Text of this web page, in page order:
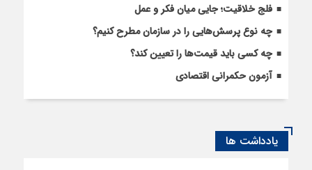
فلج خلاقیت؛ جایی میان فکر و عمل
چه نوع پرسش‌هایی را در سازمان مطرح کنیم؟
چه کسی باید قیمت‌ها را تعیین کند؟
آزمون حکمرانی اقتصادی
یادداشت ها